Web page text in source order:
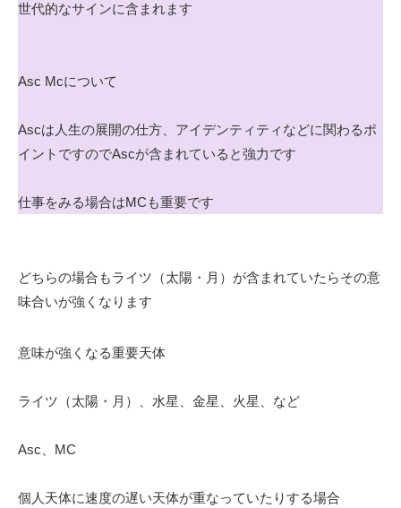
世代的なサインに含まれます
Asc Mcについて
Ascは人生の展開の仕方、アイデンティティなどに関わるポ
イントですのでAscが含まれていると強力です
仕事をみる場合はMCも重要です
どちらの場合もライツ（太陽・月）が含まれていたらその意
味合いが強くなります
意味が強くなる重要天体
ライツ（太陽・月）、水星、金星、火星、など
Asc、MC
個人天体に速度の遅い天体が重なっていたりする場合